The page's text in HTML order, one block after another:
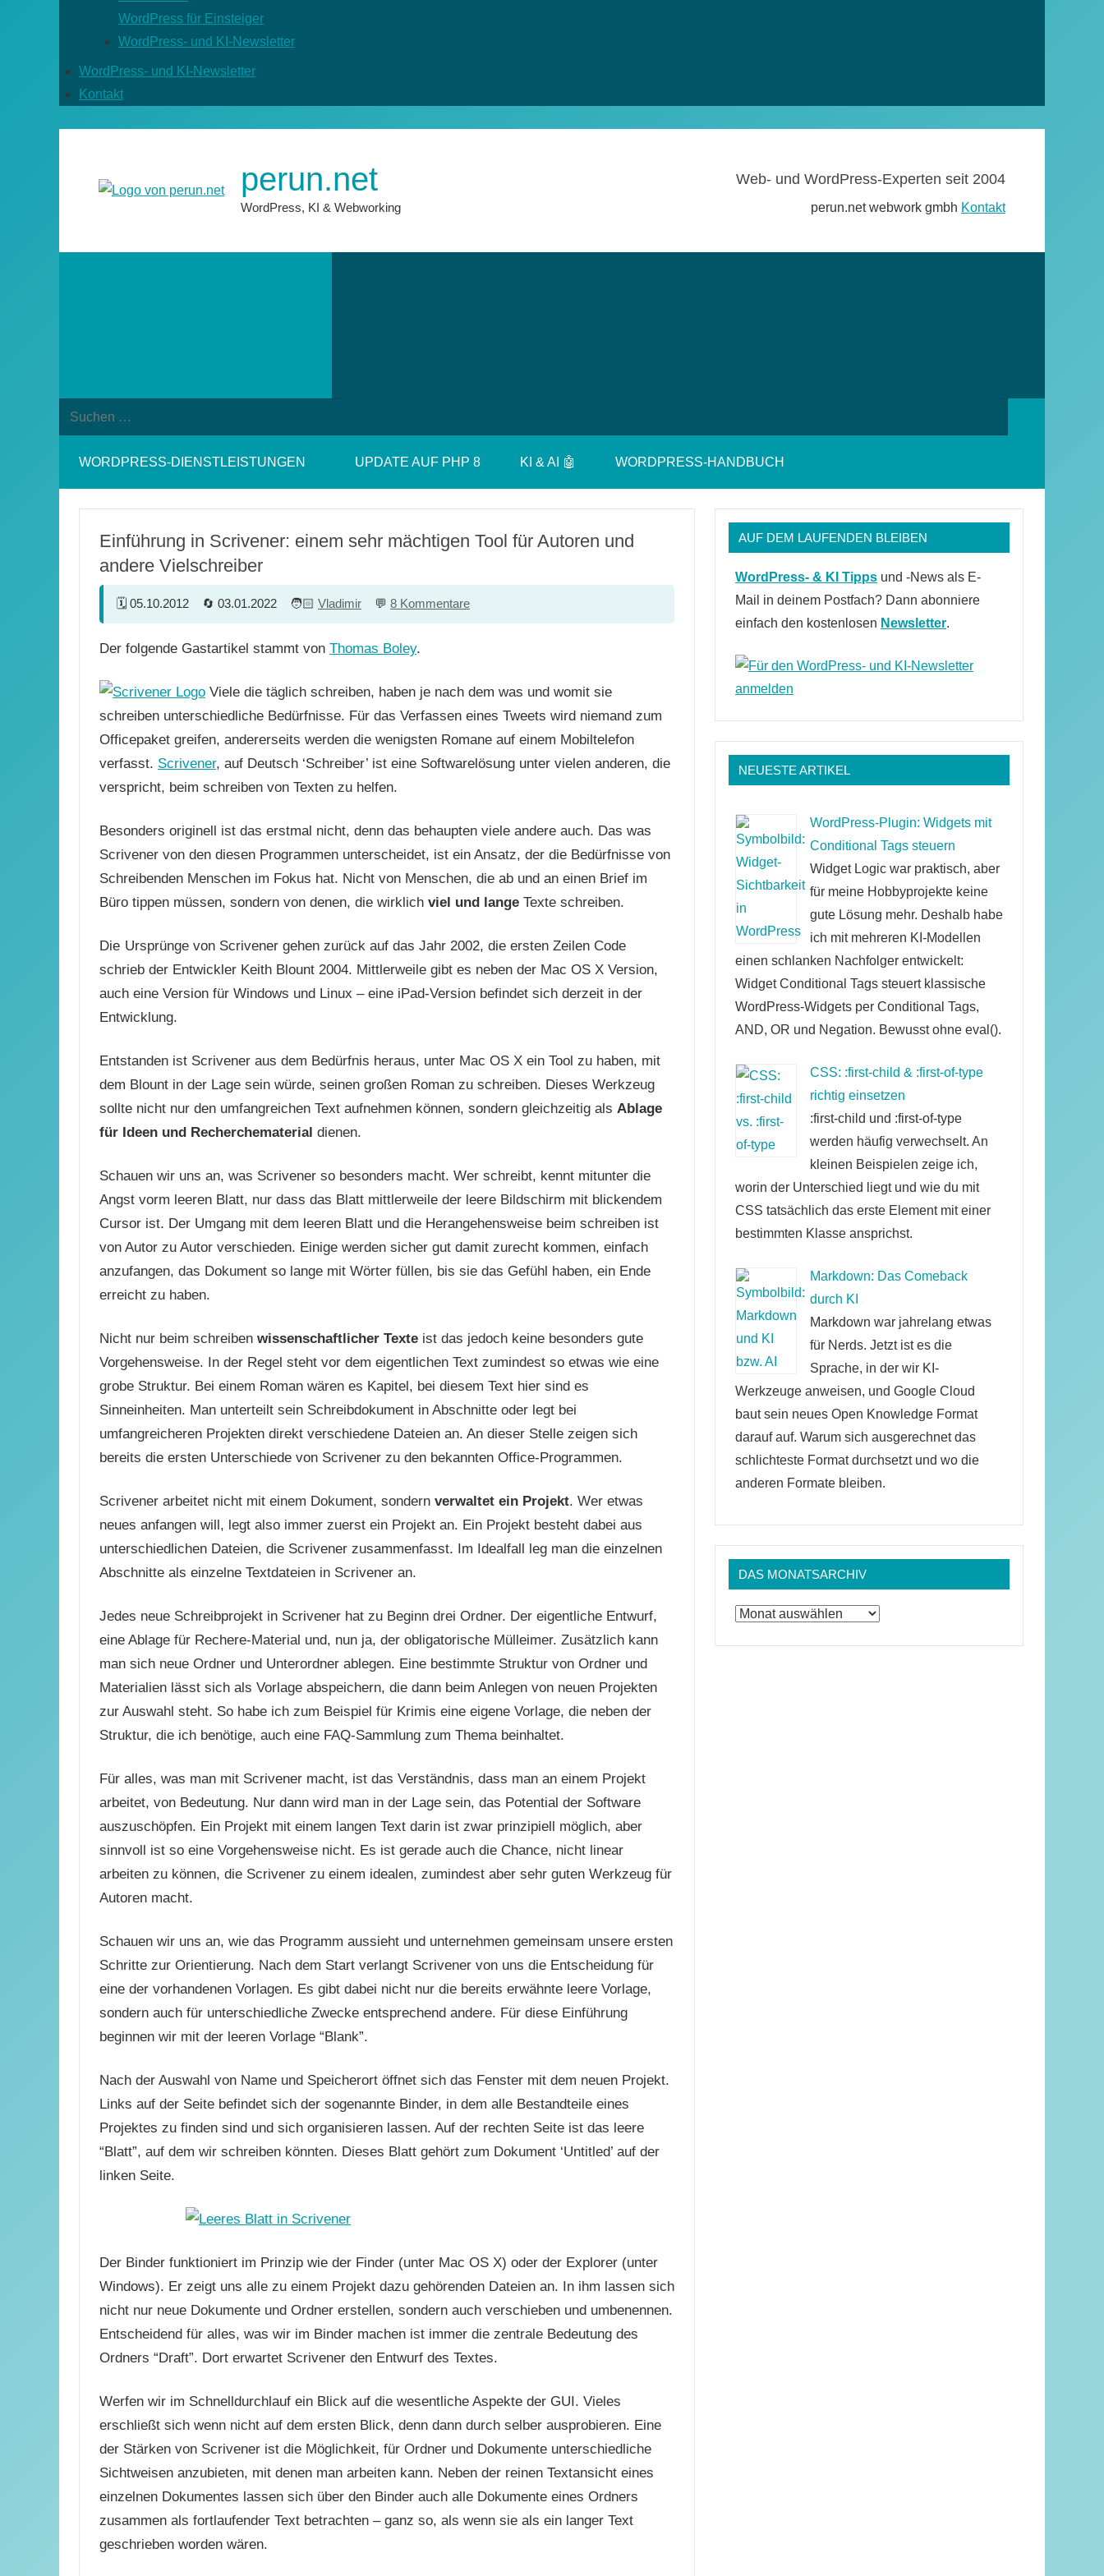
WordPress für Einsteiger
WordPress- und KI-Newsletter
WordPress- und KI-Newsletter
Kontakt
perun.net
WordPress, KI & Webworking
Web- und WordPress-Experten seit 2004
perun.net webwork gmbh Kontakt
Suchformular
Suchen
WORDPRESS-DIENSTLEISTUNGEN UPDATE AUF PHP 8 KI & AI 🤖 WORDPRESS-HANDBUCH
Einführung in Scrivener: einem sehr mächtigen Tool für Autoren und
andere Vielschreiber
05.10.2012 03.01.2022 Vladimir 8 Kommentare
Der folgende Gastartikel stammt von Thomas Boley.
Viele die täglich schreiben, haben je nach dem was und womit sie
schreiben unterschiedliche Bedürfnisse. Für das Verfassen eines Tweets wird niemand zum
Officepaket greifen, andererseits werden die wenigsten Romane auf einem Mobiltelefon
verfasst. Scrivener, auf Deutsch ‘Schreiber’ ist eine Softwarelösung unter vielen anderen, die
verspricht, beim schreiben von Texten zu helfen.
Besonders originell ist das erstmal nicht, denn das behaupten viele andere auch. Das was
Scrivener von den diesen Programmen unterscheidet, ist ein Ansatz, der die Bedürfnisse von
Schreibenden Menschen im Fokus hat. Nicht von Menschen, die ab und an einen Brief im
Büro tippen müssen, sondern von denen, die wirklich viel und lange Texte schreiben.
Die Ursprünge von Scrivener gehen zurück auf das Jahr 2002, die ersten Zeilen Code
schrieb der Entwickler Keith Blount 2004. Mittlerweile gibt es neben der Mac OS X Version,
auch eine Version für Windows und Linux – eine iPad-Version befindet sich derzeit in der
Entwicklung.
Entstanden ist Scrivener aus dem Bedürfnis heraus, unter Mac OS X ein Tool zu haben, mit
dem Blount in der Lage sein würde, seinen großen Roman zu schreiben. Dieses Werkzeug
sollte nicht nur den umfangreichen Text aufnehmen können, sondern gleichzeitig als Ablage
für Ideen und Recherchematerial dienen.
Schauen wir uns an, was Scrivener so besonders macht. Wer schreibt, kennt mitunter die
Angst vorm leeren Blatt, nur dass das Blatt mittlerweile der leere Bildschirm mit blickendem
Cursor ist. Der Umgang mit dem leeren Blatt und die He­r­an­ge­hens­wei­se beim schreiben ist
von Autor zu Autor verschieden. Einige werden sicher gut damit zurecht kommen, einfach
anzufangen, das Dokument so lange mit Wörter füllen, bis sie das Gefühl haben, ein Ende
erreicht zu haben.
Nicht nur beim schreiben wissenschaftlicher Texte ist das jedoch keine besonders gute
Vorgehensweise. In der Regel steht vor dem eigentlichen Text zumindest so etwas wie eine
grobe Struktur. Bei einem Roman wären es Kapitel, bei diesem Text hier sind es
Sinneinheiten. Man unterteilt sein Schreibdokument in Abschnitte oder legt bei
umfangreicheren Projekten direkt verschiedene Dateien an. An dieser Stelle zeigen sich
bereits die ersten Unterschiede von Scrivener zu den bekannten Office-Programmen.
Scrivener arbeitet nicht mit einem Dokument, sondern verwaltet ein Projekt. Wer etwas
neues anfangen will, legt also immer zuerst ein Projekt an. Ein Projekt besteht dabei aus
unterschiedlichen Dateien, die Scrivener zusammenfasst. Im Idealfall leg man die einzelnen
Abschnitte als einzelne Textdateien in Scrivener an.
Jedes neue Schreibprojekt in Scrivener hat zu Beginn drei Ordner. Der eigentliche Entwurf,
eine Ablage für Rechere-Material und, nun ja, der obligatorische Mülleimer. Zusätzlich kann
man sich neue Ordner und Unterordner ablegen. Eine bestimmte Struktur von Ordner und
Materialien lässt sich als Vorlage abspeichern, die dann beim Anlegen von neuen Projekten
zur Auswahl steht. So habe ich zum Beispiel für Krimis eine eigene Vorlage, die neben der
Struktur, die ich benötige, auch eine FAQ-Sammlung zum Thema beinhaltet.
Für alles, was man mit Scrivener macht, ist das Verständnis, dass man an einem Projekt
arbeitet, von Bedeutung. Nur dann wird man in der Lage sein, das Potential der Software
auszuschöpfen. Ein Projekt mit einem langen Text darin ist zwar prinzipiell möglich, aber
sinnvoll ist so eine Vorgehensweise nicht. Es ist gerade auch die Chance, nicht linear
arbeiten zu können, die Scrivener zu einem idealen, zumindest aber sehr guten Werkzeug für
Autoren macht.
Schauen wir uns an, wie das Programm aussieht und unternehmen gemeinsam unsere ersten
Schritte zur Orientierung. Nach dem Start verlangt Scrivener von uns die Entscheidung für
eine der vorhandenen Vorlagen. Es gibt dabei nicht nur die bereits erwähnte leere Vorlage,
sondern auch für unterschiedliche Zwecke entsprechend andere. Für diese Einführung
beginnen wir mit der leeren Vorlage “Blank”.
Nach der Auswahl von Name und Speicherort öffnet sich das Fenster mit dem neuen Projekt.
Links auf der Seite befindet sich der sogenannte Binder, in dem alle Bestandteile eines
Projektes zu finden sind und sich organisieren lassen. Auf der rechten Seite ist das leere
“Blatt”, auf dem wir schreiben könnten. Dieses Blatt gehört zum Dokument ‘Untitled’ auf der
linken Seite.
Der Binder funktioniert im Prinzip wie der Finder (unter Mac OS X) oder der Explorer (unter
Windows). Er zeigt uns alle zu einem Projekt dazu gehörenden Dateien an. In ihm lassen sich
nicht nur neue Dokumente und Ordner erstellen, sondern auch verschieben und umbenennen.
Entscheidend für alles, was wir im Binder machen ist immer die zentrale Bedeutung des
Ordners “Draft”. Dort erwartet Scrivener den Entwurf des Textes.
Werfen wir im Schnelldurchlauf ein Blick auf die wesentliche Aspekte der GUI. Vieles
erschließt sich wenn nicht auf dem ersten Blick, denn dann durch selber ausprobieren. Eine
der Stärken von Scrivener ist die Möglichkeit, für Ordner und Dokumente unterschiedliche
Sichtweisen anzubieten, mit denen man arbeiten kann. Neben der reinen Textansicht eines
einzelnen Dokumentes lassen sich über den Binder auch alle Dokumente eines Ordners
zusammen als fortlaufender Text betrachten – ganz so, als wenn sie als ein langer Text
geschrieben worden wären.
AUF DEM LAUFENDEN BLEIBEN
WordPress- & KI Tipps und -News als E-
Mail in deinem Postfach? Dann abonniere
einfach den kostenlosen Newsletter.
NEUESTE ARTIKEL
WordPress-Plugin: Widgets mit
Conditional Tags steuern
Widget Logic war praktisch, aber
für meine Hobbyprojekte keine
gute Lösung mehr. Deshalb habe
ich mit mehreren KI-Modellen
einen schlanken Nachfolger entwickelt:
Widget Conditional Tags steuert klassische
WordPress-Widgets per Conditional Tags,
AND, OR und Negation. Bewusst ohne eval().
CSS: :first-child & :first-of-type
richtig einsetzen
:first-child und :first-of-type
werden häufig verwechselt. An
kleinen Beispielen zeige ich,
worin der Unterschied liegt und wie du mit
CSS tatsächlich das erste Element mit einer
bestimmten Klasse ansprichst.
Markdown: Das Comeback
durch KI
Markdown war jahrelang etwas
für Nerds. Jetzt ist es die
Sprache, in der wir KI-
Werkzeuge anweisen, und Google Cloud
baut sein neues Open Knowledge Format
darauf auf. Warum sich ausgerechnet das
schlichteste Format durchsetzt und wo die
anderen Formate bleiben.
DAS MONATSARCHIV
Das